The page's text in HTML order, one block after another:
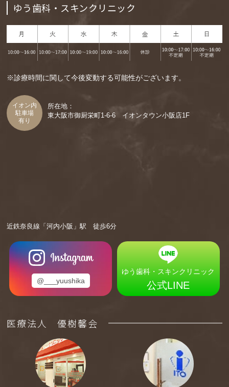
ゆう歯科・スキンクリニック
※診療時間に関して今後変動する可能性がございます。
イオン内
駐車場
有り
所在地：
東大阪市御厨栄町1-6-6 イオンタウン小阪店1F
近鉄奈良線「河内小阪」駅 徒歩6分
@___yuushika
ゆう歯科・スキンクリニック
公式LINE
医療法人 優樹馨会